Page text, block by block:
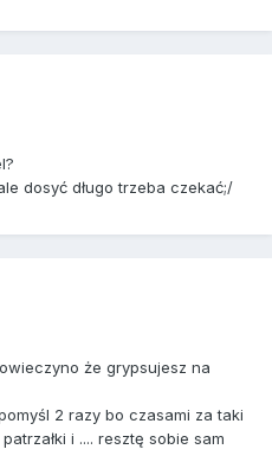
dosyć długo trzeba czekać;/
że grypsujesz na
2 razy bo czasami za taki
i .... resztę sobie sam